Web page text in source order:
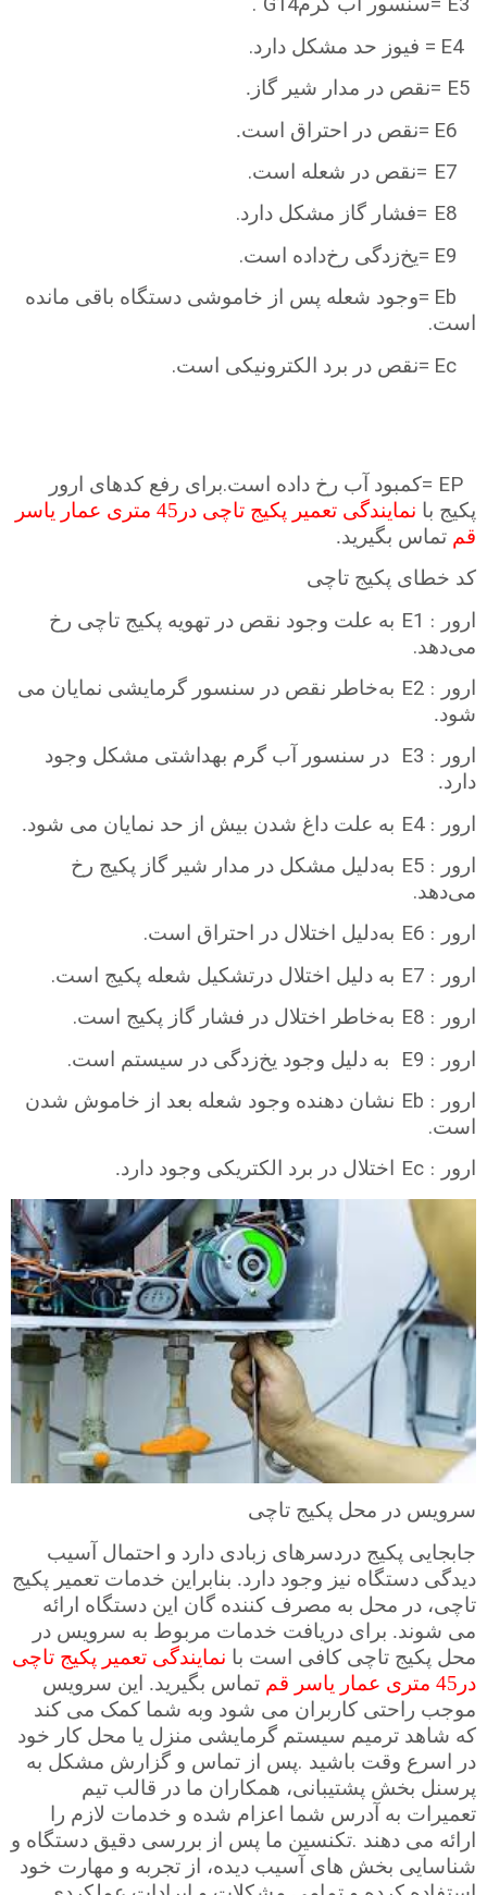
E3
=
. G14
E4
= فیوز حد مشکل دارد.
E5
=نقص در مدار شیر گاز.
E6
=نقص در احتراق است.
= E7نقص در شعله است.
= E8فشار گاز مشکل دارد.
E9
=یخ‌زدگی رخ‌داده است.
Eb
=وجود شعله پس از خاموشی دستگاه باقی مانده
است.
Ec
=نقص در برد الکترونیکی است.
EP
=کمبود آب رخ‌ داده است.برای رفع کدهای ارور
پکیج با
نمایندگی تعمیر پکیج تاچی در45 متری عمار یاسر
قم تماس بگیرید.
کد خطای پکیج تاچی
ارور
E1 : به علت وجود نقص در تهویه پکیج تاچی رخ
می‌دهد.
ارور E2 : به‌خاطر نقص در سنسور گرمایشی نمایان می
شود.
ارور E3 :
در سنسور آب گرم بهداشتی مشکل وجود
دارد.
ارور
E4 : به علت داغ شدن بیش از حد نمایان می شود.
ارور E5 : به‌دلیل مشکل در مدار شیر گاز پکیج رخ
می‌دهد.
ارور E6 : به‌دلیل اختلال در احتراق است.
ارور E7 : به‌ دلیل اختلال درتشکیل شعله پکیج است.
ارور E8 : به‌خاطر اختلال در فشار گاز پکیج است.
ارور E9 : به دلیل وجود یخ‌زدگی در سیستم است.
ارور Eb : نشان دهنده وجود شعله بعد از خاموش شدن
است.
ارور Ec : اختلال در برد الکتریکی وجود دارد.
سرویس در محل پکیج تاچی
جابجایی پکیج دردسرهای زبادی دارد و احتمال آسیب
دیدگی دستگاه نیز وجود دارد. بنابراین خدمات تعمیر پکیج
تاچی، در محل به مصرف کننده گان این دستگاه ارائه
می شوند. برای دریافت خدمات مربوط به سرویس در
محل پکیج تاچی کافی است با نمایندگی تعمیر پکیج تاچی
در45 متری عمار یاسر قم
تماس بگیرید. این سرویس
موجب راحتی کاربران می شود وبه شما کمک می کند
که شاهد ترمیم سیستم گرمایشی منزل یا محل کار خود
در اسرع وقت باشید .پس از تماس و گزارش مشکل به
پرسنل بخش پشتیبانی، همکاران ما در قالب تیم
تعمیرات به آدرس شما اعزام شده و خدمات لازم را
ارائه می دهند .تکنسین ما پس از بررسی دقیق دستگاه و
شناسایی بخش های آسیب دیده، از تجربه و مهارت خود